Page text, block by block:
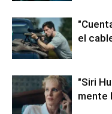
el
"Siri
mente